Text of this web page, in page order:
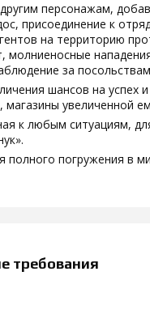
персонажам,
присоединение к
на территорию
молниеносные
за
шансов на успех
увеличенной
к любым ситуациям,
полного погружения в
требования